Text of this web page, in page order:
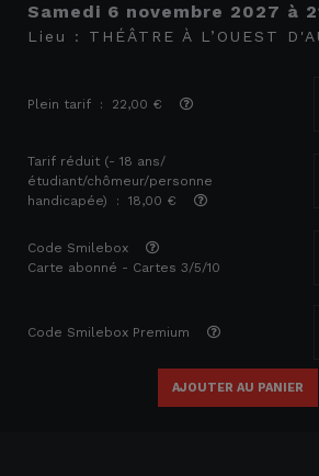
samedi 6 novembre 2027 à
Lieu : THÉÂTRE À L’OUEST
Plein tarif : 22,00 €
Tarif réduit (- 18 ans/
étudiant/chômeur/personne
handicapée) : 18,00 €
Code Smilebox
Carte abonné - Cartes 3/5/10
Code Smilebox Premium
AJOUTER AU PANIER